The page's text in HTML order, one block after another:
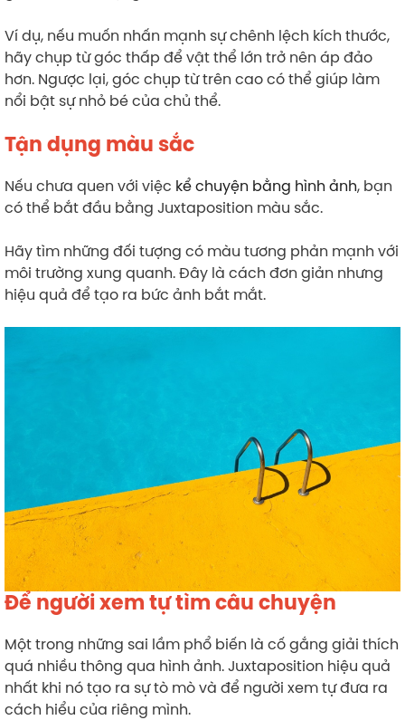
Ví dụ, nếu muốn nhấn mạnh sự chênh lệch kích thước,
hãy chụp từ góc thấp để vật thể lớn trở nên áp đảo
hơn. Ngược lại, góc chụp từ trên cao có thể giúp làm
nổi bật sự nhỏ bé của chủ thể.
Tận dụng màu sắc
Nếu chưa quen với việc kể chuyện bằng hình ảnh, bạn
có thể bắt đầu bằng Juxtaposition màu sắc.
Hãy tìm những đối tượng có màu tương phản mạnh với
môi trường xung quanh. Đây là cách đơn giản nhưng
hiệu quả để tạo ra bức ảnh bắt mắt.
Để người xem tự tìm câu chuyện
Một trong những sai lầm phổ biến là cố gắng giải thích
quá nhiều thông qua hình ảnh. Juxtaposition hiệu quả
nhất khi nó tạo ra sự tò mò và để người xem tự đưa ra
cách hiểu của riêng mình.